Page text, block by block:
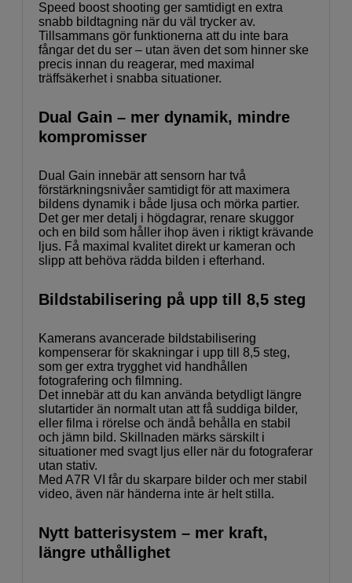
Speed boost shooting ger samtidigt en extra
snabb bildtagning när du väl trycker av.
Tillsammans gör funktionerna att du inte bara
fångar det du ser – utan även det som hinner ske
precis innan du reagerar, med maximal
träffsäkerhet i snabba situationer.
Dual Gain – mer dynamik, mindre
kompromisser
Dual Gain innebär att sensorn har två
förstärkningsnivåer samtidigt för att maximera
bildens dynamik i både ljusa och mörka partier.
Det ger mer detalj i högdagrar, renare skuggor
och en bild som håller ihop även i riktigt krävande
ljus. Få maximal kvalitet direkt ur kameran och
slipp att behöva rädda bilden i efterhand.
Bildstabilisering på upp till 8,5 steg
Kamerans avancerade bildstabilisering
kompenserar för skakningar i upp till 8,5 steg,
som ger extra trygghet vid handhållen
fotografering och filmning.
Det innebär att du kan använda betydligt längre
slutartider än normalt utan att få suddiga bilder,
eller filma i rörelse och ändå behålla en stabil
och jämn bild. Skillnaden märks särskilt i
situationer med svagt ljus eller när du fotograferar
utan stativ.
Med A7R VI får du skarpare bilder och mer stabil
video, även när händerna inte är helt stilla.
Nytt batterisystem – mer kraft,
längre uthållighet